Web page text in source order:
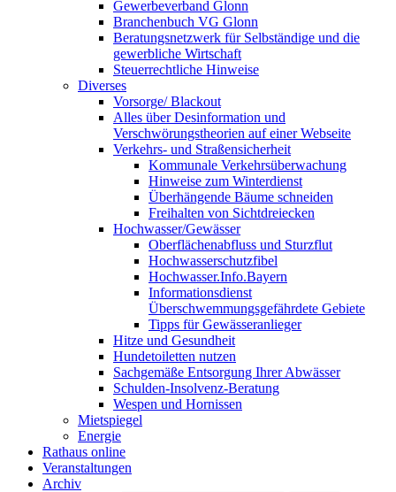
Gewerbeverband Glonn
Branchenbuch VG Glonn
Beratungsnetzwerk für Selbständige und die
gewerbliche Wirtschaft
Steuerrechtliche Hinweise
Diverses
Vorsorge/ Blackout
Alles über Desinformation und
Verschwörungstheorien auf einer Webseite
Verkehrs- und Straßensicherheit
Kommunale Verkehrsüberwachung
Hinweise zum Winterdienst
Überhängende Bäume schneiden
Freihalten von Sichtdreiecken
Hochwasser/Gewässer
Oberflächenabfluss und Sturzflut
Hochwasserschutzfibel
Hochwasser.Info.Bayern
Informationsdienst
Überschwemmungsgefährdete Gebiete
Tipps für Gewässeranlieger
Hitze und Gesundheit
Hundetoiletten nutzen
Sachgemäße Entsorgung Ihrer Abwässer
Schulden-Insolvenz-Beratung
Wespen und Hornissen
Mietspiegel
Energie
Rathaus online
Veranstaltungen
Archiv